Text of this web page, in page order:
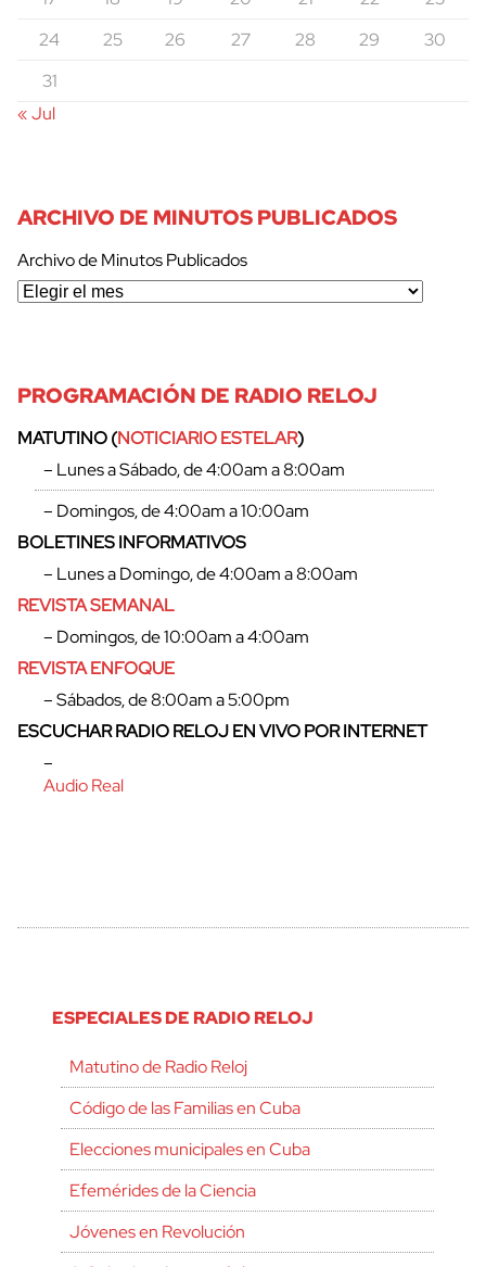
cerrar
24
25 26 27 28 29
30
31
« Jul
ARCHIVO DE MINUTOS PUBLICADOS
Archivo de Minutos Publicados
PROGRAMACIÓN DE RADIO RELOJ
MATUTINO (NOTICIARIO ESTELAR)
– Lunes a Sábado, de 4:00am a 8:00am
– Domingos, de 4:00am a 10:00am
BOLETINES INFORMATIVOS
– Lunes a Domingo, de 4:00am a 8:00am
REVISTA SEMANAL
– Domingos, de 10:00am a 4:00am
REVISTA ENFOQUE
– Sábados, de 8:00am a 5:00pm
ESCUCHAR RADIO RELOJ EN VIVO POR INTERNET
–
Audio Real
ESPECIALES DE RADIO RELOJ
Matutino de Radio Reloj
Código de las Familias en Cuba
Elecciones municipales en Cuba
Efemérides de la Ciencia
Jóvenes en Revolución